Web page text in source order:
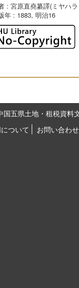
: 宮原直堯纂譯(ミヤハ
年 : 1883, 明治16
国五県土地・租税資料
ついて
お問い合わせ